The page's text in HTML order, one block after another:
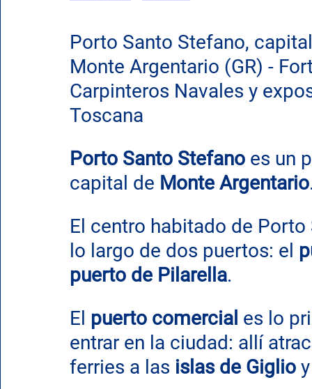
Porto Santo Stefano,
Monte Argentario (GR) -
Carpinteros Navales y
Toscana
Porto Santo Stefano es un
capital de Monte Argentario.
El centro habitado de
lo largo de dos puertos: el
puerto de Pilarella.
El puerto comercial es lo
entrar en la ciudad: allí
ferries a las islas de Giglio y